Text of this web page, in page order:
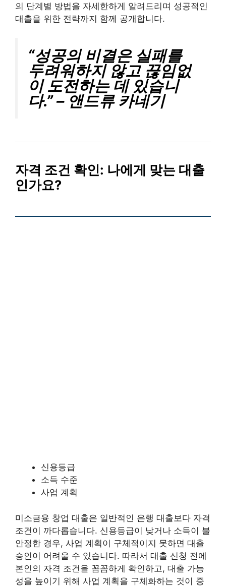
의 단계별 방법을 자세한하게 알려드리며 성공적인
대출을 위한 전략까지 함께 공개합니다.
“성공의 비결은 실패를
두려워하지 않고 끊임없
이 도전하는 데 있습니
다.” – 앤드류 카네기
자격 조건 확인: 나에게 맞는 대출
인가요?
신용등급
소득 수준
사업 계획
미소금융 창업 대출은 일반적인 은행 대출보다 자격
조건이 까다롭습니다. 신용등급이 낮거나 소득이 불
안정한 경우, 사업 계획이 구체적이지 못하면 대출
승인이 어려울 수 있습니다. 따라서 대출 신청 전에
본인의 자격 조건을 꼼꼼하게 확인하고, 대출 가능
성을 높이기 위해 사업 계획을 구체화하는 것이 중